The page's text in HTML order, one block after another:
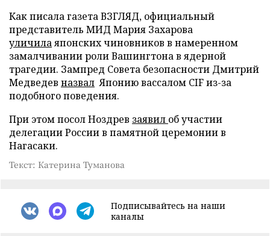
Как писала газета ВЗГЛЯД, официальный
представитель МИД Мария Захарова
уличилаяпонских чиновников в намеренном
замалчивании роли Вашингтона в ядерной
трагедии. Зампред Совета безопасности Дмитрий
Медведев назвал Японию вассалом CIF из-за
подобного поведения.
При этом посол Ноздрев заявил об участии
делегации России в памятной церемонии в
Нагасаки.
Текст: Катерина Туманова
Подписывайтесь на наши
каналы